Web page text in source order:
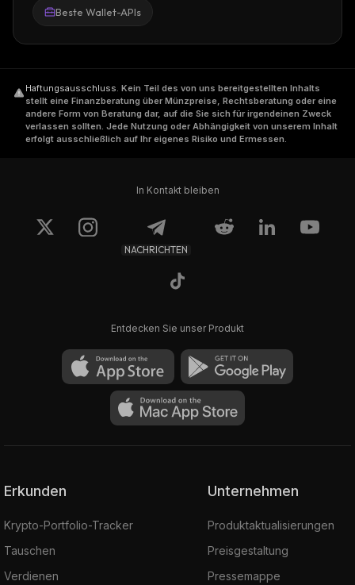
Beste Wallet-APIs
Haftungsausschluss. Kein Teil des von uns bereitgestellten Inhalts
stellt eine Finanzberatung über Münzpreise, Rechtsberatung oder eine
andere Form von Beratung dar, auf die Sie sich für irgendeinen Zweck
verlassen sollten. Jede Nutzung oder Abhängigkeit von unserem Inhalt
erfolgt ausschließlich auf Ihr eigenes Risiko und Ermessen.
In Kontakt bleiben
NACHRICHTEN
Entdecken Sie unser Produkt
Erkunden
Krypto-Portfolio-Tracker
Tauschen
Verdienen
Unternehmen
Produktaktualisierungen
Preisgestaltung
Pressemappe